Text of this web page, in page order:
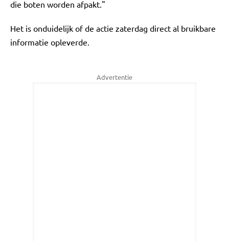
die boten worden afpakt."
Het is onduidelijk of de actie zaterdag direct al bruikbare
informatie opleverde.
Advertentie